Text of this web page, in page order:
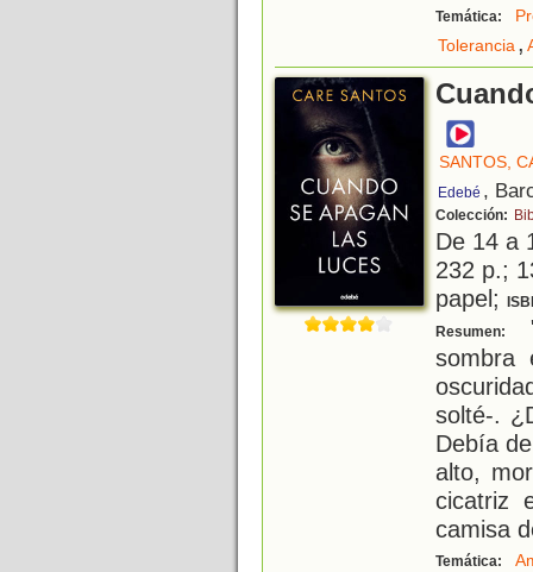
Temática:
Tolerancia,
SANTOS,
Edebé ,
Colección:
De 14 a
232 p.;
papel;
Resumen:
sombra
solté-.
Debía
alto,
cicatriz
camisa
Temática: